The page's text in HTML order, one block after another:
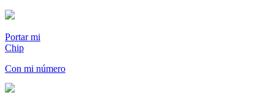
Portar mi
Chip
Con mi número